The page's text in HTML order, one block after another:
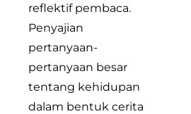
reflektif pembaca.
Penyajian
pertanyaan-
pertanyaan besar
tentang kehidupan
dalam bentuk cerita